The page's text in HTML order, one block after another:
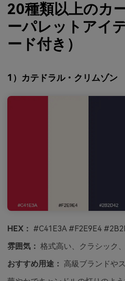
20種類以上のカ
ーパレットアイ
ード付き）
1）カテドラル・クリムゾン
HEX： #C41E3A #F2E9E4
雰囲気： 格式高い、クラシック
おすすめ用途： 高級ブランドや